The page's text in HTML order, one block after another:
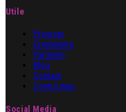
Utile
Program
Evenimente
Parteneri
Blog
Contact
Contul meu
Social Media